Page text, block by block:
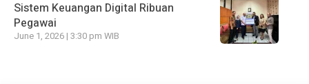
Sistem Keuangan Digital Ribuan
Pegawai
June 1, 2026 | 3:30 pm WIB